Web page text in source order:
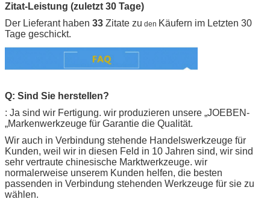
Zitat-Leistung (zuletzt 30 Tage)
Der Lieferant haben 33 Zitate zu den Käufern im Letzten 30
Tage geschickt.
Q: Sind Sie herstellen?
: Ja sind wir Fertigung. wir produzieren unsere „JOEBEN-
„Markenwerkzeuge für Garantie die Qualität.
Wir auch in Verbindung stehende Handelswerkzeuge für
Kunden, weil wir in diesen Feld in 10 Jahren sind, wir sind
sehr vertraute chinesische Marktwerkzeuge. wir
normalerweise unserem Kunden helfen, die besten
passenden in Verbindung stehenden Werkzeuge für sie zu
wählen.